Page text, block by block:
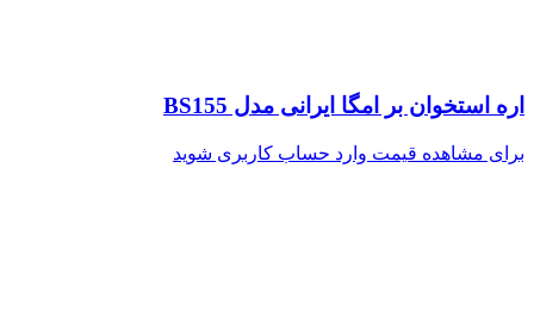
اره استخوان بر امگا ایرانی مدل BS155
برای مشاهده قیمت وارد حساب کاربری شوید